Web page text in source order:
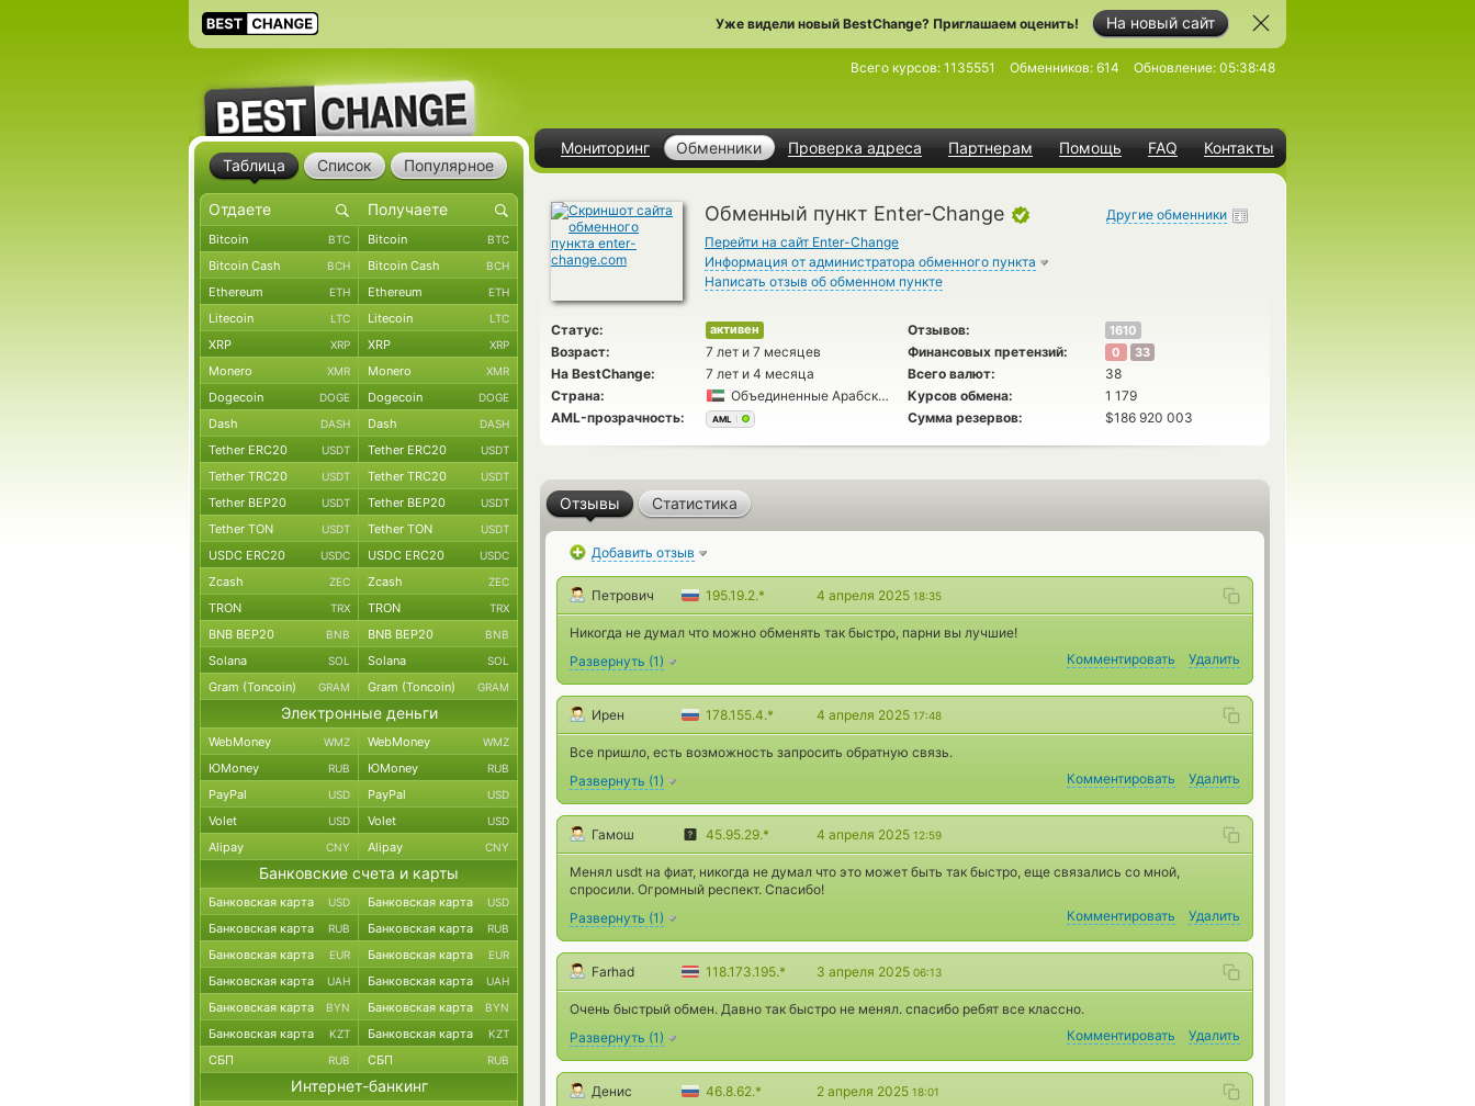
На новый сайт
Уже видели новый BestChange? Приглашаем оценить!
Мониторинг Обменники Проверка адреса Партнерам Помощь FAQ Контакты
Всего курсов: 1135551 Обменников: 614 Обновление: 05:38:48
Обменный пункт Enter-Change
Перейти на сайт Enter-Change
Информация от администратора обменного пункта
Написать отзыв об обменном пункте
Другие обменники
Статус: активен Отзывов: 1610
Возраст: 7 лет и 7 месяцев Финансовых претензий: 0 33
На BestChange: 7 лет и 4 месяца Всего валют:
38
Страна:
Объединенные Арабские Эмираты Курсов обмена:
1 179
AML-прозрачность:
AML Сумма резервов: $186 920 003
Отзывы Статистика
Добавить отзыв
Петрович 195.19.2.* 4 апреля 2025 18:35
Никогда не думал что можно обменять так быстро, парни вы лучшие!
Развернуть (1) Комментировать Удалить
Ирен 178.155.4.* 4 апреля 2025 17:48
Все пришло, есть возможность запросить обратную связь.
Развернуть (1) Комментировать Удалить
Гамош 45.95.29.* 4 апреля 2025 12:59
Менял usdt на фиат, никогда не думал что это может быть так быстро, еще связались со мной,
спросили. Огромный респект. Спасибо!
Развернуть (1) Комментировать Удалить
Farhad 118.173.195.* 3 апреля 2025 06:13
Очень быстрый обмен. Давно так быстро не менял. спасибо ребят все классно.
Развернуть (1) Комментировать Удалить
Денис 46.8.62.* 2 апреля 2025 18:01
Таблица Список Популярное
Bitcoin BTC Bitcoin BTC
Bitcoin Cash BCH Bitcoin Cash BCH
Ethereum ETH Ethereum ETH
Litecoin LTC Litecoin LTC
XRP XRP XRP XRP
Monero XMR Monero XMR
Dogecoin DOGE Dogecoin DOGE
Dash DASH Dash DASH
Tether ERC20 USDT Tether ERC20 USDT
Tether TRC20 USDT Tether TRC20 USDT
Tether BEP20 USDT Tether BEP20 USDT
Tether TON USDT Tether TON USDT
USDC ERC20 USDC USDC ERC20 USDC
Zcash ZEC Zcash ZEC
TRON TRX TRON TRX
BNB BEP20 BNB BNB BEP20 BNB
Solana SOL Solana SOL
Gram (Toncoin) GRAM Gram (Toncoin) GRAM
Электронные деньги
WebMoney WMZ WebMoney WMZ
ЮMoney RUB ЮMoney RUB
PayPal USD PayPal USD
Volet USD Volet USD
Alipay CNY Alipay CNY
Банковские счета и карты
Банковская карта USD Банковская карта USD
Банковская карта RUB Банковская карта RUB
Банковская карта EUR Банковская карта EUR
Банковская карта UAH Банковская карта UAH
Банковская карта BYN Банковская карта BYN
Банковская карта KZT Банковская карта KZT
СБП RUB СБП RUB
Интернет-банкинг